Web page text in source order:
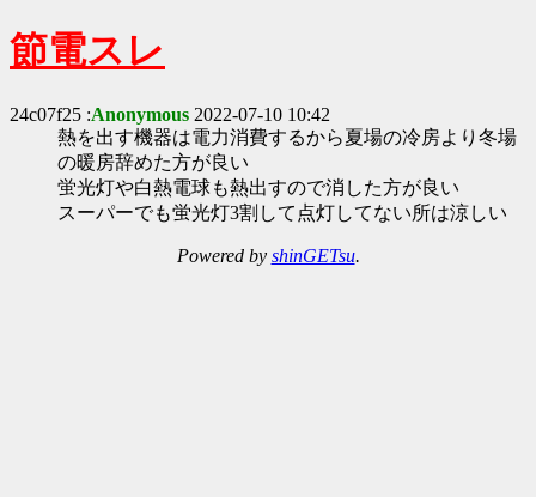
節電スレ
24c07f25 :Anonymous 2022-07-10 10:42
熱を出す機器は電力消費するから夏場の冷房より冬場
の暖房辞めた方が良い
蛍光灯や白熱電球も熱出すので消した方が良い
スーパーでも蛍光灯3割して点灯してない所は涼しい
Powered by shinGETsu.